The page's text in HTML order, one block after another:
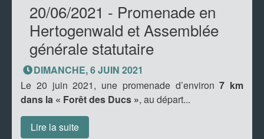
20/06/2021 - Promenade en
Hertogenwald et Assemblée
générale statutaire
DIMANCHE, 6 JUIN 2021
Le 20 juin 2021, une promenade d’environ7 km
dans la « Forêt des Ducs », au départ...
Lire la suite